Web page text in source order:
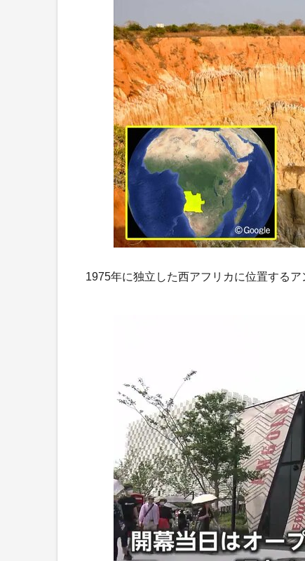
1975年に独立した西アフリカに位置する